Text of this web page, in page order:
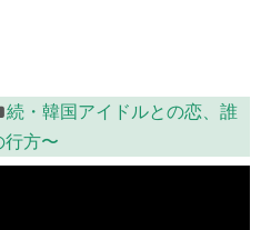
続・韓国アイドルとの恋、誰
行方〜